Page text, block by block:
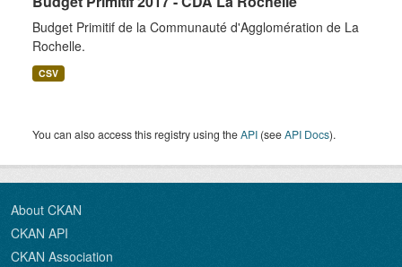
Budget Primitif de la Communauté d'Agglomération de La
Rochelle.
CSV
You can also access this registry using theAPI (seeAPI Docs).
About CKAN
CKAN API
CKAN Association